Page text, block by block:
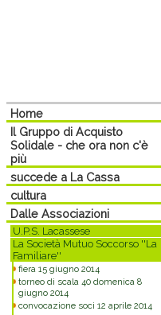
Home
Il Gruppo di Acquisto
Solidale - che ora non c'è
più
succede a La Cassa
cultura
Dalle Associazioni
U.P.S. Lacassese
La Società Mutuo Soccorso ''La
Familiare''
fiera 15 giugno 2014
torneo di scala 40 domenica 8
giugno 2014
convocazione soci 12 aprile 2014